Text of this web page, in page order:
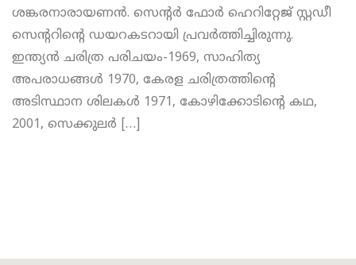
ശങ്കരനാരായണൻ. സെന്റർ ഫോർ ഹെറിറ്റേജ് സ്റ്റഡീ
സെന്ററിന്റെ ഡയറകടറായി പ്രവർത്തിച്ചിരുന്നു.
ഇന്ത്യൻ ചരിത്ര പരിചയം-1969, സാഹിത്യ
അപരാധങ്ങൾ 1970, കേരള ചരിത്രത്തിന്റെ
അടിസ്ഥാന ശിലകൾ 1971, കോഴിക്കോടിന്റെ കഥ,
2001, സെക്കുലർ […]